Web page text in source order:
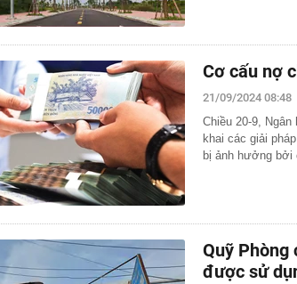
Cơ cấu nợ
21/09/2024 08:48
Chiều 20-9,
khai các giải
bị ảnh hưởng bởi
Quỹ Phòng
được sử